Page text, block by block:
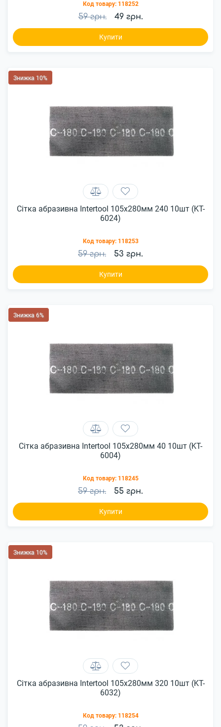
Код товару: 118252
59 грн. 49 грн.
Купити
Знижка 10%
Сітка абразивна Intertool 105х280мм 240 10шт (KT-
6024)
Код товару: 118253
59 грн. 53 грн.
Купити
Знижка 6%
Сітка абразивна Intertool 105х280мм 40 10шт (KT-
6004)
Код товару: 118245
59 грн. 55 грн.
Купити
Знижка 10%
Сітка абразивна Intertool 105х280мм 320 10шт (KT-
6032)
Код товару: 118254